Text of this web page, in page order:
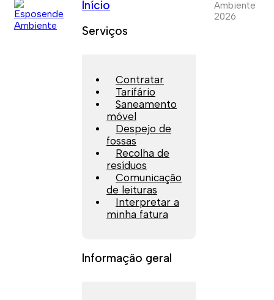
Início
Serviços
Contratar
Tarifário
Saneamento
móvel
Despejo de
fossas
Recolha de
resíduos
Comunicação
de leituras
Interpretar a
minha fatura
Informação geral
Ambiente
2026